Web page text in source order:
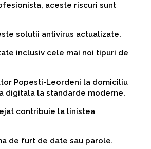
aceste riscuri sunt
solutii antivirus actualizate.
inclusiv cele mai noi tipuri de
Popesti-Leordeni la domiciliu
digitala la standarde moderne.
contribuie la linistea
de furt de date sau parole.